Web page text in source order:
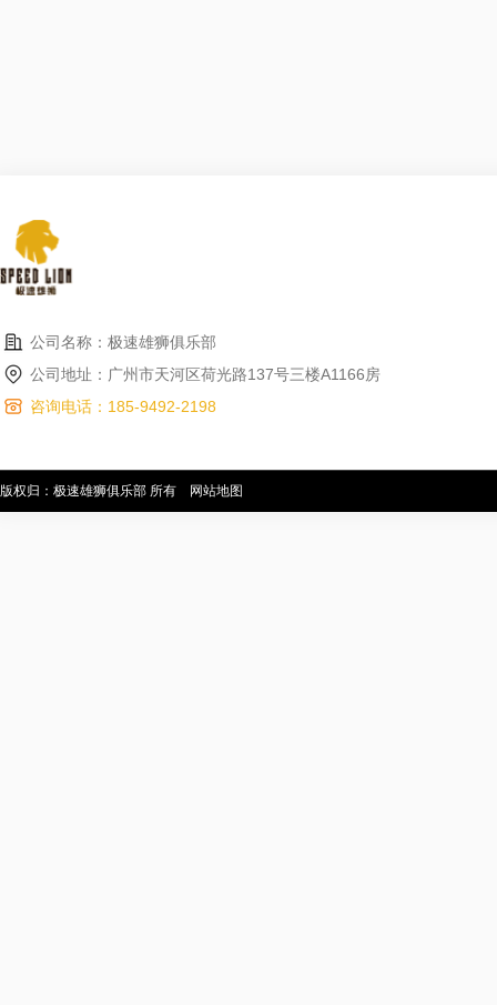
公司名称：极速雄狮俱乐部
公司地址：广州市天河区荷光路137号三楼A1166房
咨询电话：185-9492-2198
版权归：极速雄狮俱乐部 所有 网站地图